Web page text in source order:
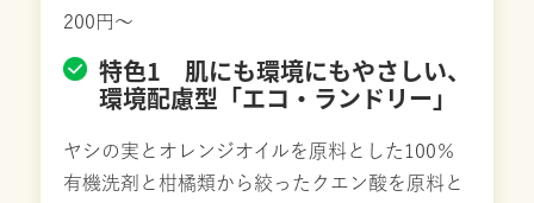
200円～
特色1 肌にも環境にもやさしい、
環境配慮型「エコ・ランドリー」
ヤシの実とオレンジオイルを原料とした100％
有機洗剤と柑橘類から絞ったクエン酸を原料と